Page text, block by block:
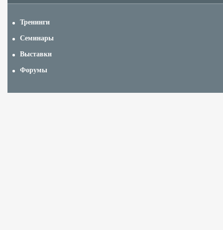
Тренинги
Семинары
Выставки
Форумы